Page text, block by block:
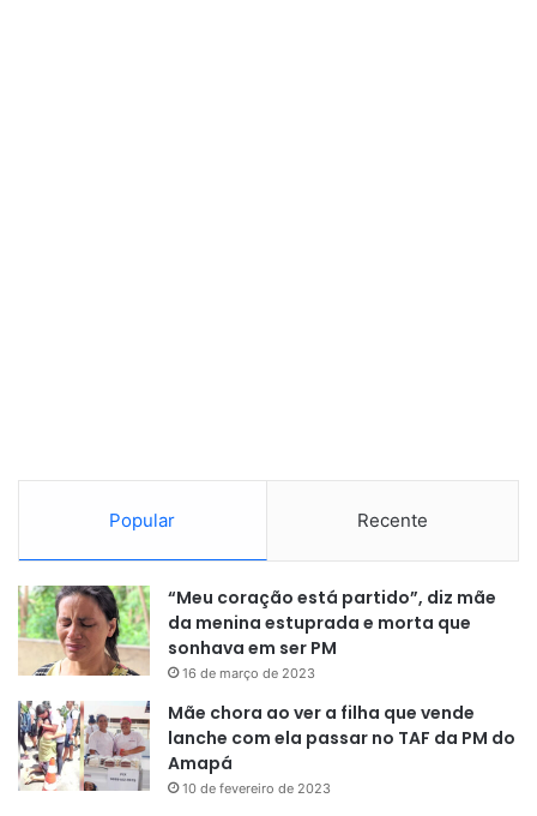
Popular Recente
“Meu coração está partido”, diz mãe
da menina estuprada e morta que
sonhava em ser PM
16 de março de 2023
Mãe chora ao ver a filha que vende
lanche com ela passar no TAF da PM do
Amapá
10 de fevereiro de 2023